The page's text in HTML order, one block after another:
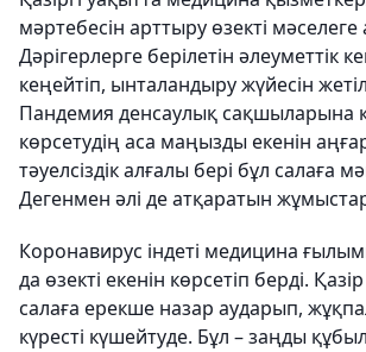
мәртебесін арттыру өзекті
Дәрігерлерге берілетін әлеуметтік
кеңейтіп, ынталандыру жүйесін
Пандемия денсаулық сақшыларына
көрсетудің аса маңызды екенін
тәуелсіздік алғалы бері бұл салаға
Дегенмен әлі де атқаратын
Коронавирус індеті медицина
да өзекті екенін көрсетіп берді.
салаға ерекше назар аударып,
күресті күшейтуде. Бұл – заңды